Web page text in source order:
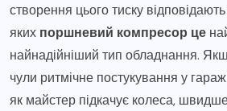
створення цього тиску
яких поршневий компресор це
найнадійніший тип обладнання.
чули ритмічне постукування у
як майстер підкачує колеса,